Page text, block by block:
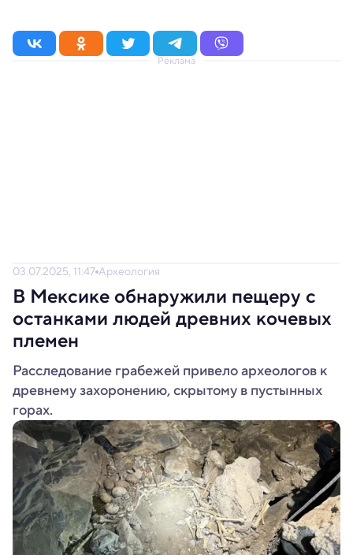
Реклама
03.07.2025, 11:47 Археология
В Мексике обнаружили пещеру с
останками людей древних кочевых
племен
Расследование грабежей привело археологов к
древнему захоронению, скрытому в пустынных
горах.